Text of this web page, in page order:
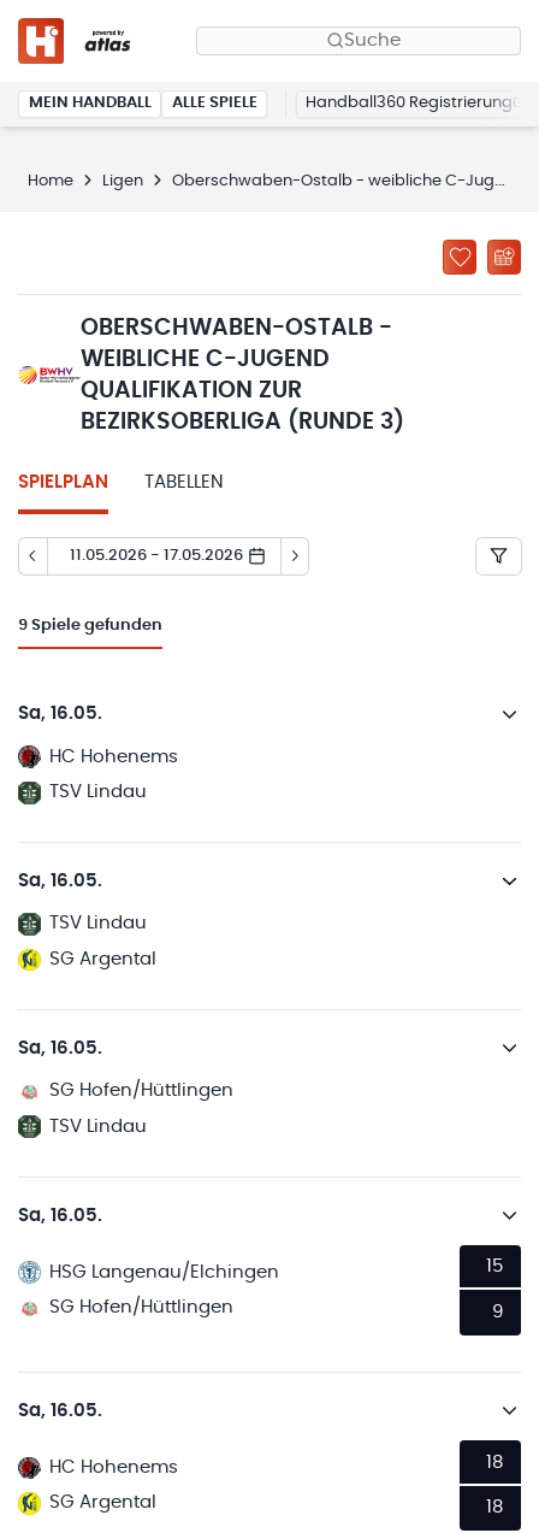
Suche
MEIN HANDBALL ALLE SPIELE Handball360 Registrierung
Home Ligen Oberschwaben-Ostalb - weibliche C-Jugend Qualifikation zur Bezirksoberliga (Runde 3)
OBERSCHWABEN-OSTALB -
WEIBLICHE C-JUGEND
QUALIFIKATION ZUR
BEZIRKSOBERLIGA (RUNDE 3)
SPIELPLAN TABELLEN
11.05.2026 - 17.05.2026
9 Spiele gefunden
Sa, 16.05.
HC Hohenems
TSV Lindau
Sa, 16.05.
TSV Lindau
SG Argental
Sa, 16.05.
SG Hofen/Hüttlingen
TSV Lindau
Sa, 16.05.
HSG Langenau/Elchingen
SG Hofen/Hüttlingen
15
9
Sa, 16.05.
HC Hohenems
SG Argental
18
18